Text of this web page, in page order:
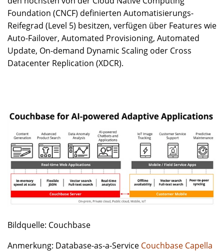
Foundation (CNCF) definierten Automatisierungs-
Reifegrad (Level 5) besitzen, verfügen über Features wie
Auto-Failover, Automated Provisioning, Automated
Update, On-demand Dynamic Scaling oder Cross
Datacenter Replication (XDCR).
Bildquelle: Couchbase
Anmerkung: Database-as-a-Service Couchbase Capella